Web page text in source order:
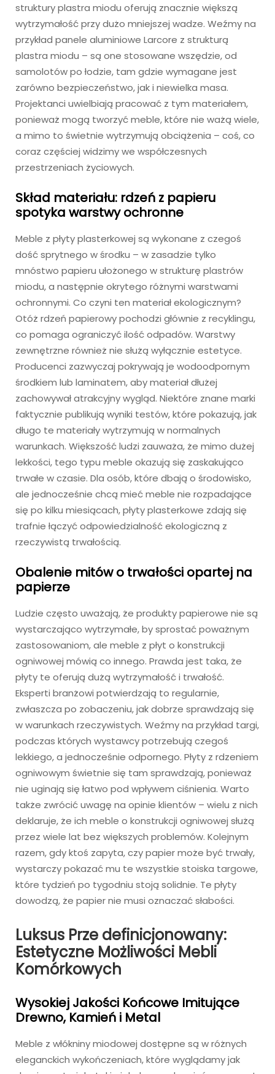
struktury plastra miodu oferują znacznie większą
wytrzymałość przy dużo mniejszej wadze. Weźmy na
przykład panele aluminiowe Larcore z strukturą
plastra miodu – są one stosowane wszędzie, od
samolotów po łodzie, tam gdzie wymagane jest
zarówno bezpieczeństwo, jak i niewielka masa.
Projektanci uwielbiają pracować z tym materiałem,
ponieważ mogą tworzyć meble, które nie ważą wiele,
a mimo to świetnie wytrzymują obciążenia – coś, co
coraz częściej widzimy we współczesnych
przestrzeniach życiowych.
Skład materiału: rdzeń z papieru
spotyka warstwy ochronne
Meble z płyty plasterkowej są wykonane z czegoś
dość sprytnego w środku – w zasadzie tylko
mnóstwo papieru ułożonego w strukturę plastrów
miodu, a następnie okrytego różnymi warstwami
ochronnymi. Co czyni ten materiał ekologicznym?
Otóż rdzeń papierowy pochodzi głównie z recyklingu,
co pomaga ograniczyć ilość odpadów. Warstwy
zewnętrzne również nie służą wyłącznie estetyce.
Producenci zazwyczaj pokrywają je wodoodpornym
środkiem lub laminatem, aby materiał dłużej
zachowywał atrakcyjny wygląd. Niektóre znane marki
faktycznie publikują wyniki testów, które pokazują, jak
długo te materiały wytrzymują w normalnych
warunkach. Większość ludzi zauważa, że mimo dużej
lekkości, tego typu meble okazują się zaskakująco
trwałe w czasie. Dla osób, które dbają o środowisko,
ale jednocześnie chcą mieć meble nie rozpadające
się po kilku miesiącach, płyty plasterkowe zdają się
trafnie łączyć odpowiedzialność ekologiczną z
rzeczywistą trwałością.
Obalenie mitów o trwałości opartej na
papierze
Ludzie często uważają, że produkty papierowe nie są
wystarczająco wytrzymałe, by sprostać poważnym
zastosowaniom, ale meble z płyt o konstrukcji
ogniwowej mówią co innego. Prawda jest taka, że
płyty te oferują dużą wytrzymałość i trwałość.
Eksperti branżowi potwierdzają to regularnie,
zwłaszcza po zobaczeniu, jak dobrze sprawdzają się
w warunkach rzeczywistych. Weźmy na przykład targi,
podczas których wystawcy potrzebują czegoś
lekkiego, a jednocześnie odpornego. Płyty z rdzeniem
ogniwowym świetnie się tam sprawdzają, ponieważ
nie uginają się łatwo pod wpływem ciśnienia. Warto
także zwrócić uwagę na opinie klientów – wielu z nich
deklaruje, że ich meble o konstrukcji ogniwowej służą
przez wiele lat bez większych problemów. Kolejnym
razem, gdy ktoś zapyta, czy papier może być trwały,
wystarczy pokazać mu te wszystkie stoiska targowe,
które tydzień po tygodniu stoją solidnie. Te płyty
dowodzą, że papier nie musi oznaczać słabości.
Luksus Prze definicjonowany:
Estetyczne Możliwości Mebli
Komórkowych
Wysokiej Jakości Końcowe Imitujące
Drewno, Kamień i Metal
Meble z włókniny miodowej dostępne są w różnych
eleganckich wykończeniach, które wyglądamy jak